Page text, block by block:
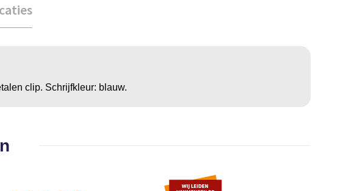
clip. Schrijfkleur: blauw.